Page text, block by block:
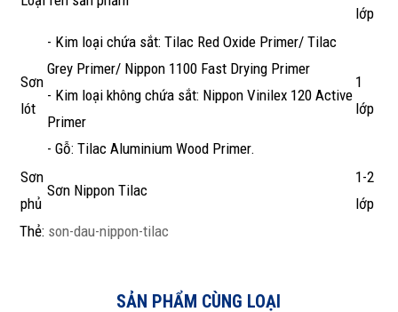
lớp
Sơn
lót
- Kim loại chứa sắt: Tilac Red Oxide Primer/ Tilac
Grey Primer/ Nippon 1100 Fast Drying Primer
- Kim loại không chứa sắt: Nippon Vinilex 120 Active
Primer
- Gỗ: Tilac Aluminium Wood Primer.
1
lớp
Sơn
phủ
Sơn Nippon Tilac
1-2
lớp
Thẻ: son-dau-nippon-tilac
SẢN PHẨM CÙNG LOẠI